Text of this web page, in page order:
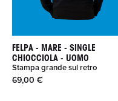
FELPA - MARE - SINGLE
CHIOCCIOLA - UOMO
Stampa grande sul retro
69,00 €